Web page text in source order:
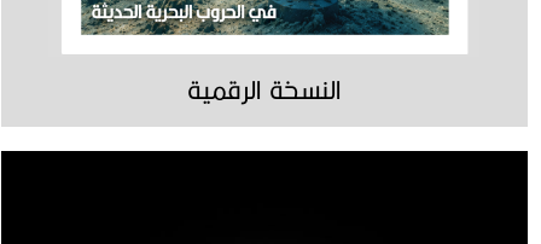
النسخة الرقمية